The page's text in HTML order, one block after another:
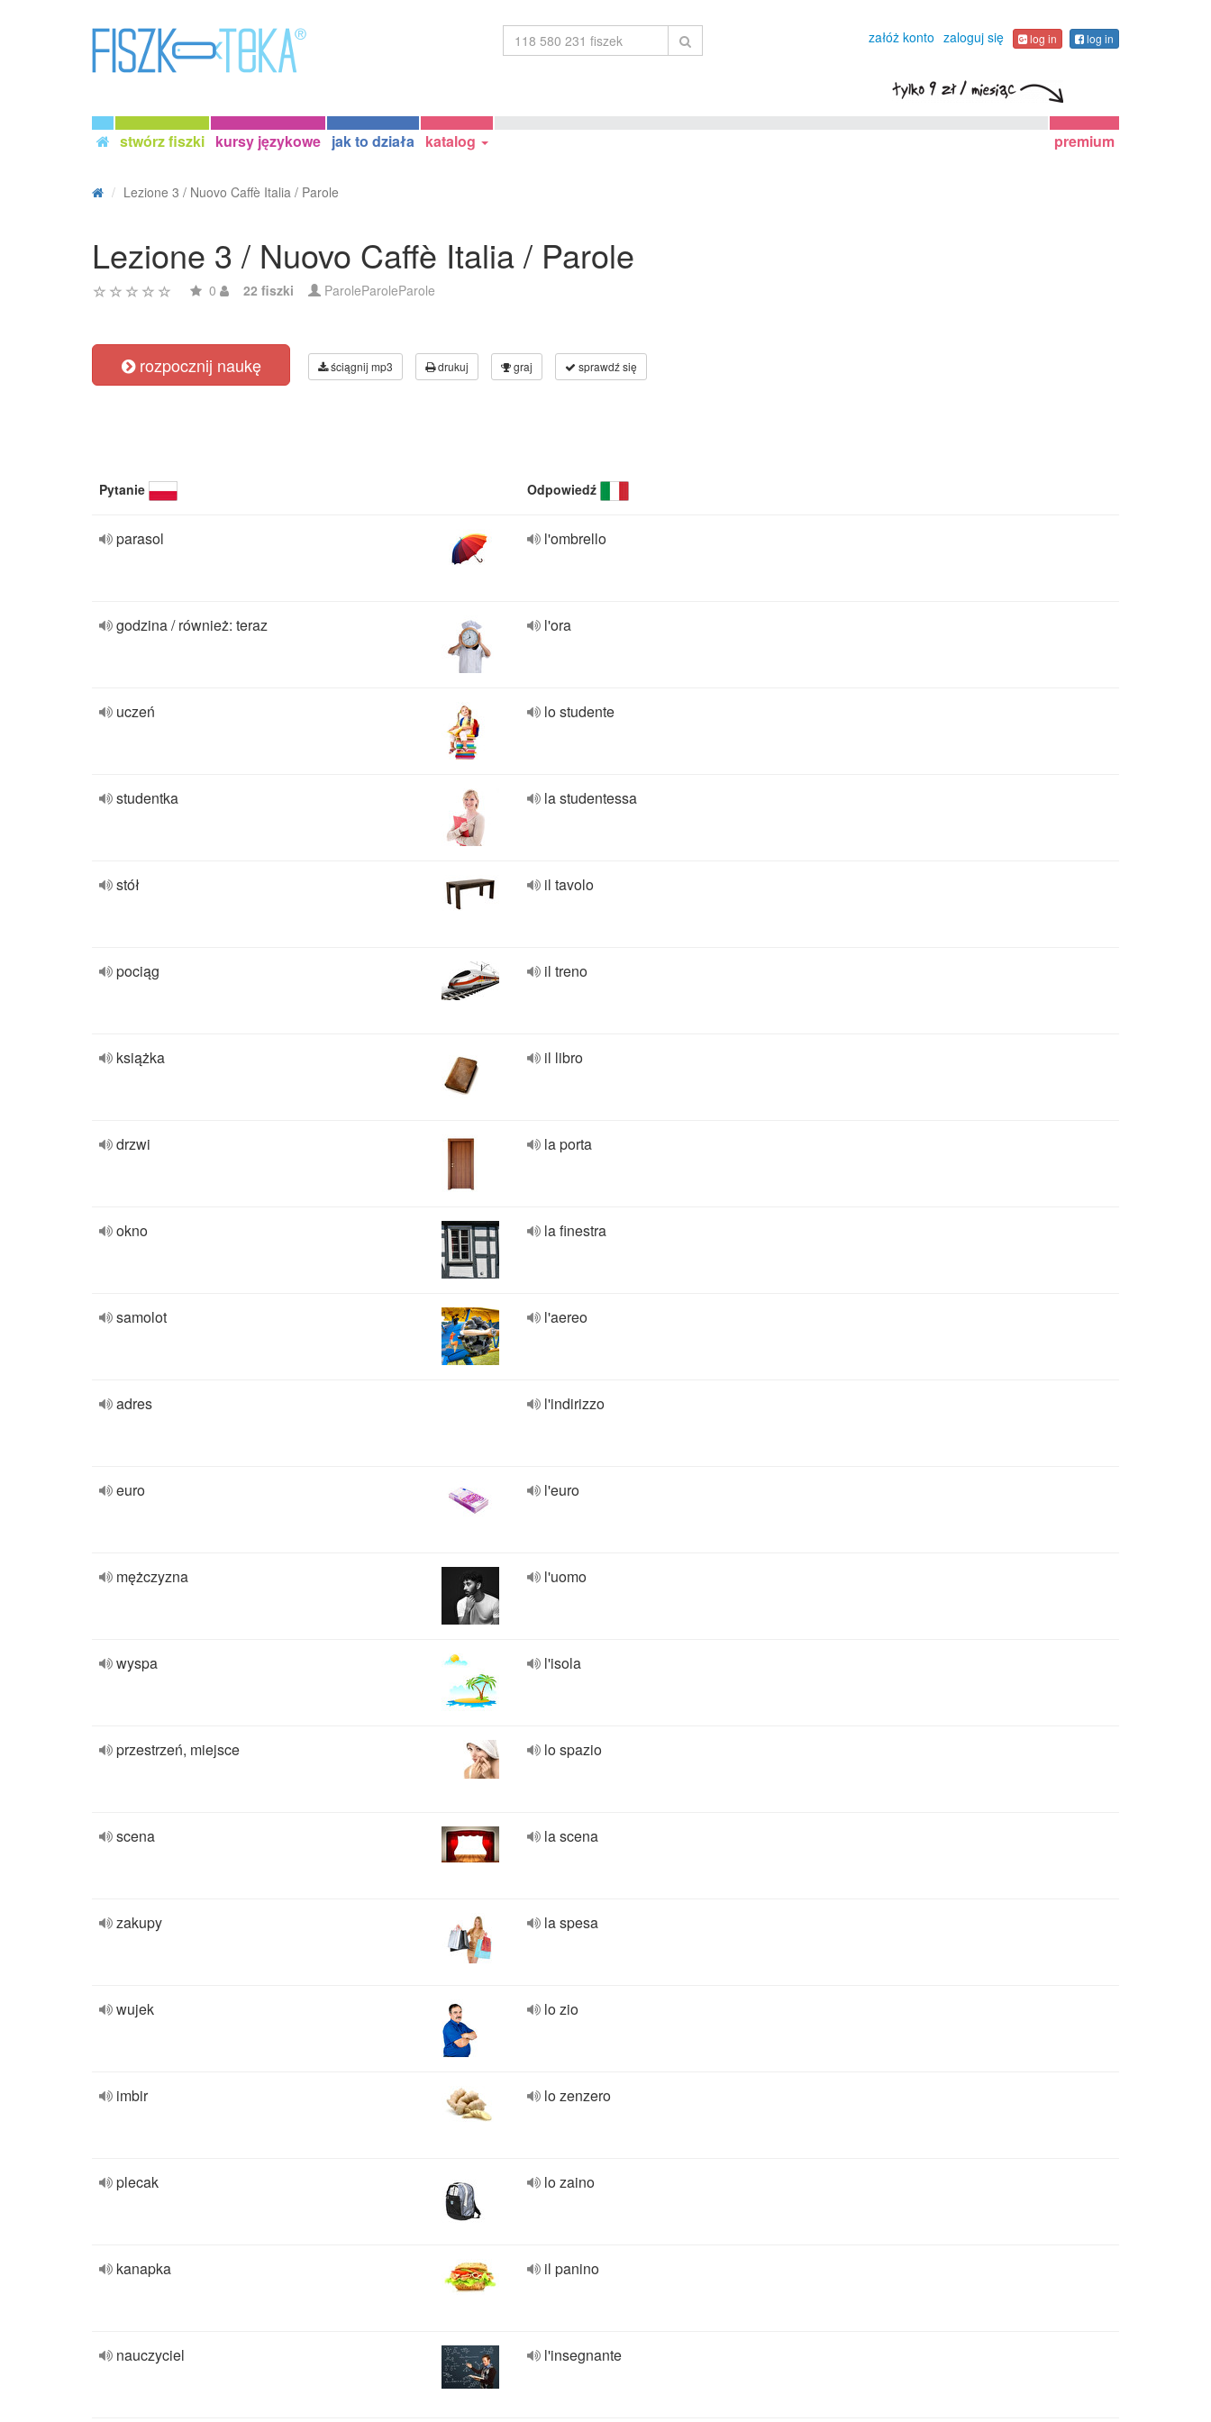
załóż konto zaloguj się log in log in
stwórz fiszki kursy językowe jak to działa katalog premium
Lezione 3 / Nuovo Caffè Italia / Parole
Lezione 3 / Nuovo Caffè Italia / Parole
0 22 fiszki ParoleParoleParole
rozpocznij naukę ściągnij mp3 drukuj graj sprawdź się
Pytanie Odpowiedź
parasol l'ombrello
godzina / również: teraz l'ora
uczeń lo studente
studentka la studentessa
stół il tavolo
pociąg il treno
książka il libro
drzwi la porta
okno la finestra
samolot l'aereo
adres l'indirizzo
euro l'euro
mężczyzna l'uomo
wyspa l'isola
przestrzeń, miejsce lo spazio
scena la scena
zakupy la spesa
wujek lo zio
imbir lo zenzero
plecak lo zaino
kanapka il panino
nauczyciel l'insegnante